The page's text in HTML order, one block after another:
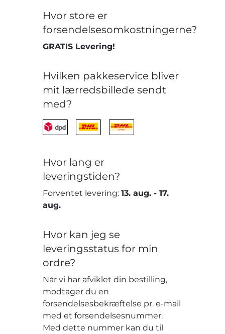
Hvor store er
forsendelsesomkostningerne?
GRATIS Levering!
Hvilken pakkeservice bliver
mit lærredsbillede sendt
med?
Hvor lang er
leveringstiden?
Forventet levering:13. aug. -17.
aug.
Hvor kan jeg se
leveringsstatus for min
ordre?
Når vi har afviklet din bestilling,
modtager du en
forsendelsesbekræftelse pr. e-mail
med et forsendelsesnummer.
Med dette nummer kan du til